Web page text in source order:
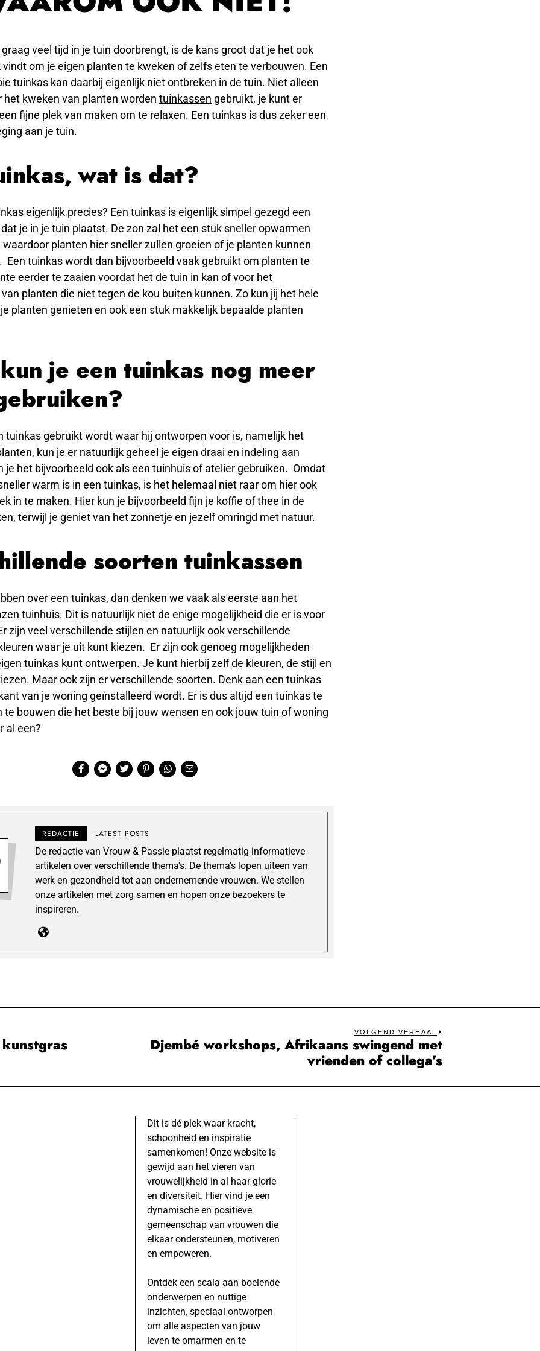
graag veel tijd in je tuin doorbrengt, is de kans groot dat je het ook
vindt om je eigen planten te kweken of zelfs eten te verbouwen. Een
tuinkas kan daarbij eigenlijk niet ontbreken in de tuin. Niet alleen
het kweken van planten worden tuinkassen gebruikt, je kunt er
fijne plek van maken om te relaxen. Een tuinkas is dus zeker een
aan je tuin.
wat is dat?
eigenlijk precies? Een tuinkas is eigenlijk simpel gezegd een
je in je tuin plaatst. De zon zal het een stuk sneller opwarmen
waardoor planten hier sneller zullen groeien of je planten kunnen
Een tuinkas wordt dan bijvoorbeeld vaak gebruikt om planten te
eerder te zaaien voordat het de tuin in kan of voor het
planten die niet tegen de kou buiten kunnen. Zo kun jij het hele
planten genieten en ook een stuk makkelijk bepaalde planten
je een tuinkas nog meer
tuinkas gebruikt wordt waar hij ontworpen voor is, namelijk het
kun je er natuurlijk geheel je eigen draai en indeling aan
je het bijvoorbeeld ook als een tuinhuis of atelier gebruiken. Omdat
warm is in een tuinkas, is het helemaal niet raar om hier ook
in te maken. Hier kun je bijvoorbeeld fijn je koffie of thee in de
terwijl je geniet van het zonnetje en jezelf omringd met natuur.
soorten tuinkassen
over een tuinkas, dan denken we vaak als eerste aan het
tuinhuis. Dit is natuurlijk niet de enige mogelijkheid die er is voor
zijn veel verschillende stijlen en natuurlijk ook verschillende
waar je uit kunt kiezen. Er zijn ook genoeg mogelijkheden
tuinkas kunt ontwerpen. Je kunt hierbij zelf de kleuren, de stijl en
Maar ook zijn er verschillende soorten. Denk aan een tuinkas
van je woning geïnstalleerd wordt. Er is dus altijd een tuinkas te
te bouwen die het beste bij jouw wensen en ook jouw tuin of woning
al een?
REDACTIE LATEST POSTS
De redactie van Vrouw & Passie plaatst regelmatig informatieve
artikelen over verschillende thema's. De thema's lopen uiteen van
werk en gezondheid tot aan ondernemende vrouwen. We stellen
onze artikelen met zorg samen en hopen onze bezoekers te
inspireren.
VOLGEND VERHAAL
Next
Djembé workshops, Afrikaans swingend met
vrienden of collega’s
Dit is dé plek waar kracht,
schoonheid en inspiratie
samenkomen! Onze website is
gewijd aan het vieren van
vrouwelijkheid in al haar glorie
en diversiteit. Hier vind je een
dynamische en positieve
gemeenschap van vrouwen die
elkaar ondersteunen, motiveren
en empoweren.
Ontdek een scala aan boeiende
onderwerpen en nuttige
inzichten, speciaal ontworpen
om alle aspecten van jouw
leven te omarmen en te